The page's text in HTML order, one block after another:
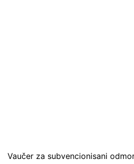
Vaučer za subvencionisani